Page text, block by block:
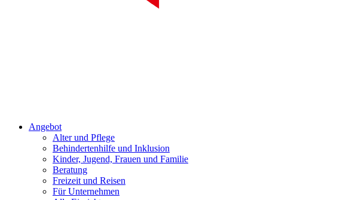
Angebot
Alter und Pflege
Behindertenhilfe und Inklusion
Kinder, Jugend, Frauen und Familie
Beratung
Freizeit und Reisen
Für Unternehmen